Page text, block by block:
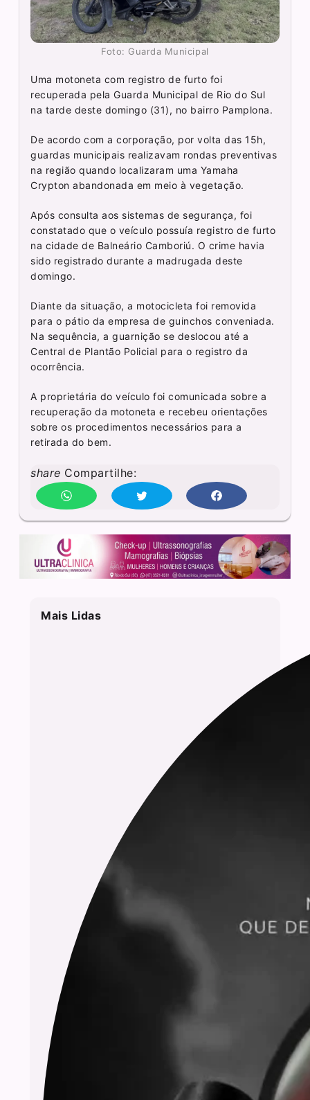
Foto: Guarda Municipal
Uma motoneta com registro de furto foi
recuperada pela Guarda Municipal de Rio do Sul
na tarde deste domingo (31), no bairro Pamplona.
De acordo com a corporação, por volta das 15h,
guardas municipais realizavam rondas preventivas
na região quando localizaram uma Yamaha
Crypton abandonada em meio à vegetação.
Após consulta aos sistemas de segurança, foi
constatado que o veículo possuía registro de furto
na cidade de Balneário Camboriú. O crime havia
sido registrado durante a madrugada deste
domingo.
Diante da situação, a motocicleta foi removida
para o pátio da empresa de guinchos conveniada.
Na sequência, a guarnição se deslocou até a
Central de Plantão Policial para o registro da
ocorrência.
A proprietária do veículo foi comunicada sobre a
recuperação da motoneta e recebeu orientações
sobre os procedimentos necessários para a
retirada do bem.
share Compartilhe:
Mais Lidas